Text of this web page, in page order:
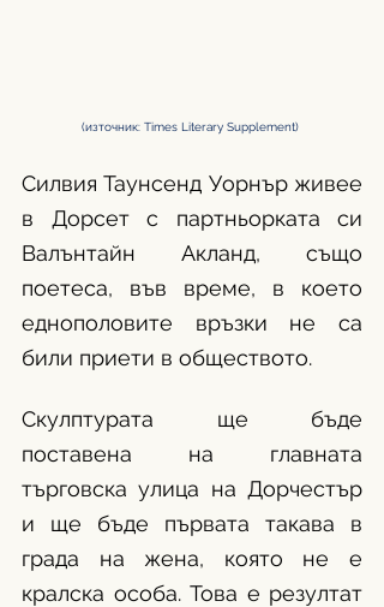
(източник: Times Literary Supplement)
Силвия Таунсенд Уорнър живее
в Дорсет с партньорката си
Валънтайн Акланд, също
поетеса, във време, в което
еднополовите връзки не са
били приети в обществото.
Скулптурата ще бъде
поставена на главната
търговска улица на Дорчестър
и ще бъде първата такава в
града на жена, която не е
кралска особа. Това е резултат